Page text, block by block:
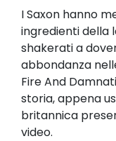
I Saxon hanno
ingredienti della
shakerati a
abbondanza
Fire And
storia, appena
britannica
video.